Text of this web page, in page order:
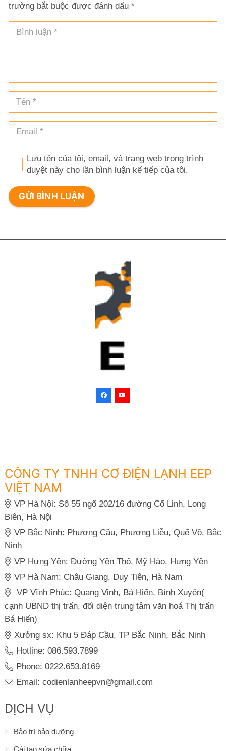
trường bắt buộc được đánh dấu *
Lưu tên của tôi, email, và trang web trong trình
duyệt này cho lần bình luận kế tiếp của tôi.
GỬI BÌNH LUẬN
CÔNG TY TNHH CƠ ĐIỆN LẠNH EEP
VIỆT NAM
VP Hà Nội: Số 55 ngõ 202/16 đường Cổ Linh, Long
Biên, Hà Nội
VP Bắc Ninh: Phương Cầu, Phương Liễu, Quế Võ, Bắc
Ninh
VP Hưng Yên: Đường Yên Thổ, Mỹ Hào, Hưng Yên
VP Hà Nam: Châu Giang, Duy Tiên, Hà Nam
VP Vĩnh Phúc: Quang Vinh, Bá Hiến, Bình Xuyên(
cạnh UBND thị trấn, đối diện trung tâm văn hoá Thị trấn
Bá Hiến)
Xưởng sx: Khu 5 Đáp Cầu, TP Bắc Ninh, Bắc Ninh
Hotline: 086.593.7899
Phone: 0222.653.8169
Email: codienlanheepvn@gmail.com
DỊCH VỤ
Bảo trì bảo dưỡng
Cải tạo sửa chữa